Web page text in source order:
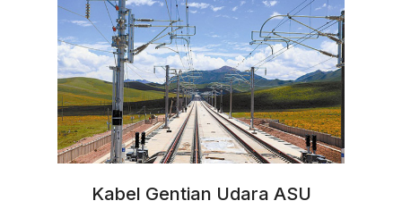
Kabel Gentian Udara ASU